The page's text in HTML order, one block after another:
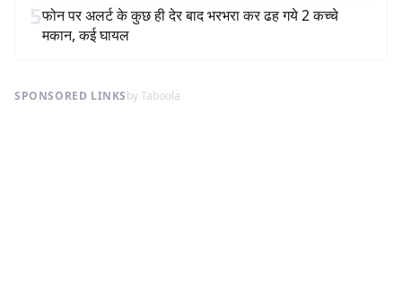
5फोन पर अलर्ट के कुछ ही देर बाद भरभरा कर ढह गये 2 कच्चे
मकान, कई घायल
SPONSORED LINKSby Taboola